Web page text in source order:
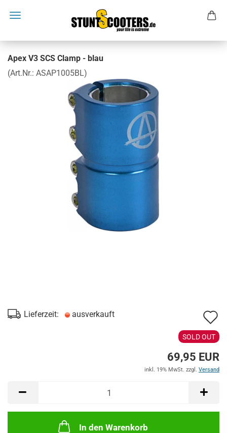
Apex V3 SCS Clamp - blau
(Art.Nr.: ASAP1005BL)
Lieferzeit: ausverkauft
SOLD OUT
69,95 EUR
inkl. 19% MwSt. zzgl. Versand
In den Warenkorb